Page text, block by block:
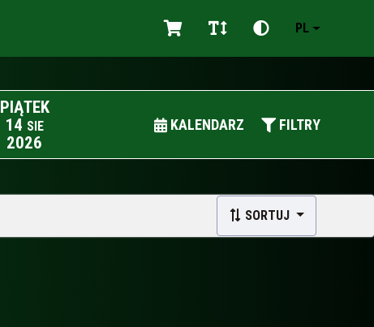
PL
PIĄTEK
14 SIE
2026
KALENDARZ FILTRY
SORTUJ